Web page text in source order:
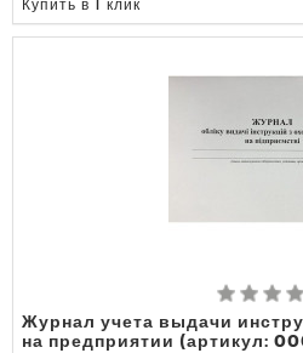
Купить в 1 клик
Журнал учета выдачи
на предприятии (артикул: